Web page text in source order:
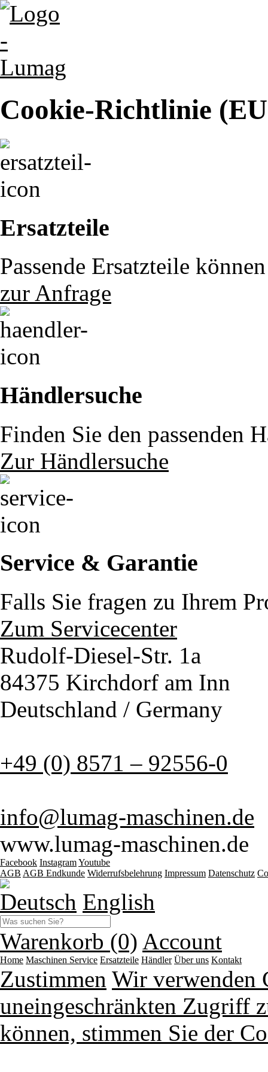
Cookie-Richtlinie
Ersatzteile
Passende Ersatzteile
zur Anfrage
Händlersuche
Finden Sie den passenden
Zur Händlersuche
Service & Garantie
Falls Sie fragen zu Ihrem
Zum Servicecenter
Rudolf-Diesel-Str. 1a
84375 Kirchdorf am Inn
Deutschland / Germany
+49 (0) 8571 – 92556-0
info@lumag-maschinen.de
www.lumag-maschinen.de
Facebook InstagramYoutube
AGB AGB Endkunde Widerrufsbelehrung Impressum Datenschutz
Deutsch English
Warenkorb (0) Account
Home Maschinen Service Ersatzteile Händler Über uns Kontakt
Zustimmen Wir verwenden
uneingeschränkten Zugriff
können, stimmen Sie der